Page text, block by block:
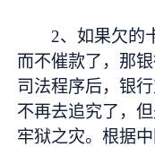
2、如果欠的
而不催款了，那
司法程序后，银
不再去追究了，
牢狱之灾。根据